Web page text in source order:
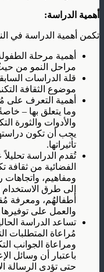
أهمية الدراسة:
تكمن أهمية الدراسة في
أهمية مرحلة
مراحل النمو من حيثُ
قلة الدراسات
موضوع الثقافة
أهمية التعرف على
وما يتعلق بها –
والأدوات والثورة
يجب أن تكون
تأثيراتها.
تُقدم الدراسة
الفضائية من ثقافة
ومفاهيم، واتجاهات
إلى طرق الاستخدام
أطفالهُم، ومعرفة
والعمل على
تساعد الدراسة
مُراعاة المتطلبات
ومراعاة الجوانب
باعتبار أن وسائل
حتى تؤدى الرسالة